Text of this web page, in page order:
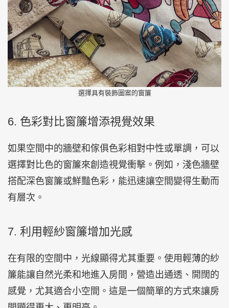
選擇具有裝飾圖案的窗簾
6. 色彩對比窗簾增添視覺效果
如果空間中的牆壁和傢俱色彩相對中性或單調，可以
選擇對比色的窗簾來創造視覺衝擊。例如，淺色牆壁
搭配深色窗簾或鮮豔色彩，能迅速讓空間變得生動而
有層次。
7. 利用輕紗窗簾增加光感
在有限的空間中，光線顯得尤其重要。使用輕薄的紗
簾能讓自然光柔和地進入房間，營造出通透、開闊的
感覺，尤其適合小空間。這是一個簡單的方式來讓房